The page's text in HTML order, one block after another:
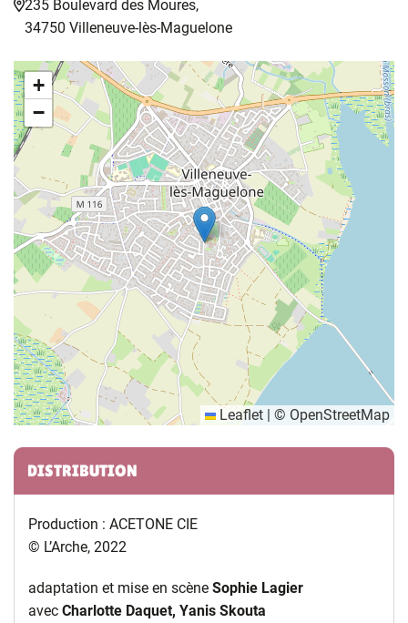
235 Boulevard des Moures,
34750 Villeneuve-lès-Maguelone
+
−
Leaflet | © OpenStreetMap
Informations complémentaires
DISTRIBUTION
Production : ACETONE CIE
© L’Arche, 2022
adaptation et mise en scène Sophie Lagier
avec Charlotte Daquet, Yanis Skouta